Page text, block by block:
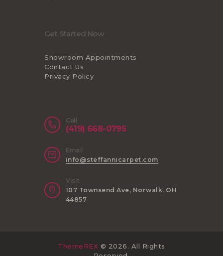
Get Started Now
Showroom Appointments
Contact Us
Privacy Policy
Call
(419) 668-0795
Email
info@steffannicarpet.com
Visit
107 Townsend Ave, Norwalk, OH
44857
ThemeREX © 2026. All Rights